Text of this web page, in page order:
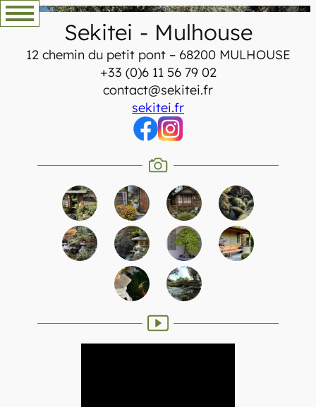
Zum
Inhalt
springen
Sekitei - Mulhouse
12 chemin du petit pont – 68200 MULHOUSE
+33 (0)6 11 56 79 02
contact@sekitei.fr
sekitei.fr